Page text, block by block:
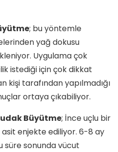
; bu yöntemle
yağ dokusu
Uygulama çok
istediği için çok dikkat
kişi tarafından yapılmadığı
ortaya çıkabiliyor.
Büyütme; İnce uçlu bir
enjekte ediliyor. 6-8 ay
süre sonunda vücut